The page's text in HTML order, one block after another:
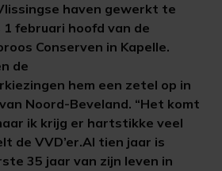
haven gewerkt te
1 februari hoofd van de
Conserven in Kapelle.
de
hem een zetel op in
Noord-Beveland. “Het komt
ik krijg er hartstikke veel
de VVD’er.Al tien jaar is
35 jaar van zijn leven in